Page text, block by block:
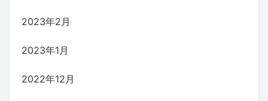
2023年2月
2023年1月
2022年12月